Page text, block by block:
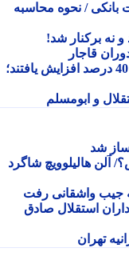
/ نحوه محاسبه
برکنار شد!
قاجار
ها گران تر شدند / برخی مدل ها تا 40 درصد افزایش یافتند؛
و ابومسلم
شد
هالیلوویچ شاگرد
استقلال صادق